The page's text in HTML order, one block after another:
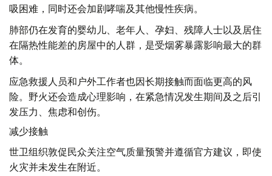
吸困难，同时还会加剧哮喘及其他慢性疾病。
肺部仍在发育的婴幼儿、老年人、孕妇、残障人士以及居住
在隔热性能差的房屋中的人群，是受烟雾暴露影响最大的群
体。
应急救援人员和户外工作者也因长期接触而面临更高的风
险。野火还会造成心理影响，在紧急情况发生期间及之后引
发压力、焦虑和创伤。
减少接触
世卫组织敦促民众关注空气质量预警并遵循官方建议，即使
火灾并未发生在附近。